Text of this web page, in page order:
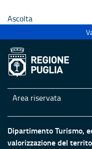
Ascolta
Area riservata
Dipartimento Turismo,
valorizzazione del